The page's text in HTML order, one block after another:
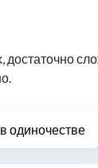
достаточно
одиночестве